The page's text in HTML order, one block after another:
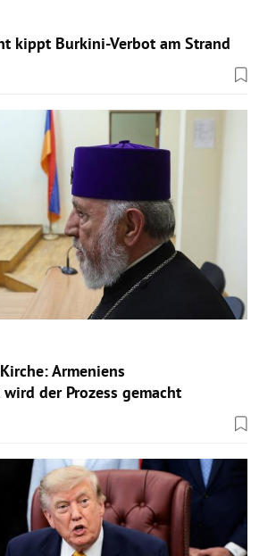
kippt Burkini-Verbot am Strand
Armeniens
der Prozess gemacht